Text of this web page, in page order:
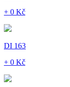
+ 0 Kč
DI 163
+ 0 Kč